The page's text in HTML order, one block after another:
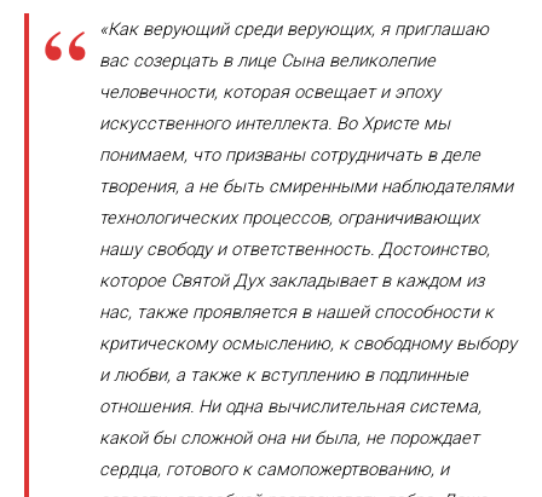
«Как верующий среди верующих, я приглашаю
вас созерцать в лице Сына великолепие
человечности, которая освещает и эпоху
искусственного интеллекта. Во Христе мы
понимаем, что призваны сотрудничать в деле
творения, а не быть смиренными наблюдателями
технологических процессов, ограничивающих
нашу свободу и ответственность. Достоинство,
которое Святой Дух закладывает в каждом из
нас, также проявляется в нашей способности к
критическому осмыслению, к свободному выбору
и любви, а также к вступлению в подлинные
отношения. Ни одна вычислительная система,
какой бы сложной она ни была, не порождает
сердца, готового к самопожертвованию, и